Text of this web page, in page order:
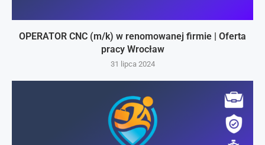
OPERATOR CNC (m/k) w renomowanej firmie | Oferta
pracy Wrocław
31 lipca 2024